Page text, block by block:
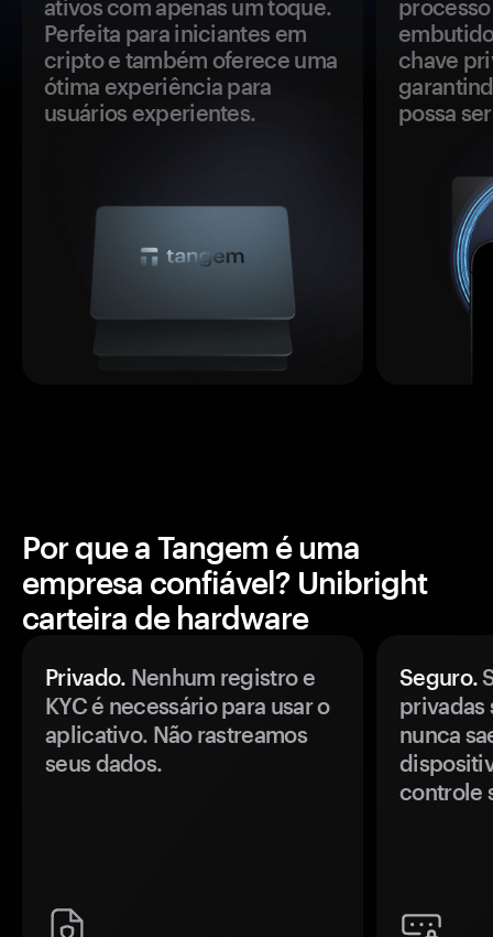
ativos com apenas um toque.
Perfeita para iniciantes em
cripto e também oferece uma
ótima experiência para
usuários experientes.
chave
possa
Por que a Tangem é uma
empresa confiável? Unibright
carteira de hardware
Privado. Nenhum registro e
KYC é necessário para usar o
aplicativo. Não rastreamos
seus dados.
Seguro.
privadas
nunca
controle